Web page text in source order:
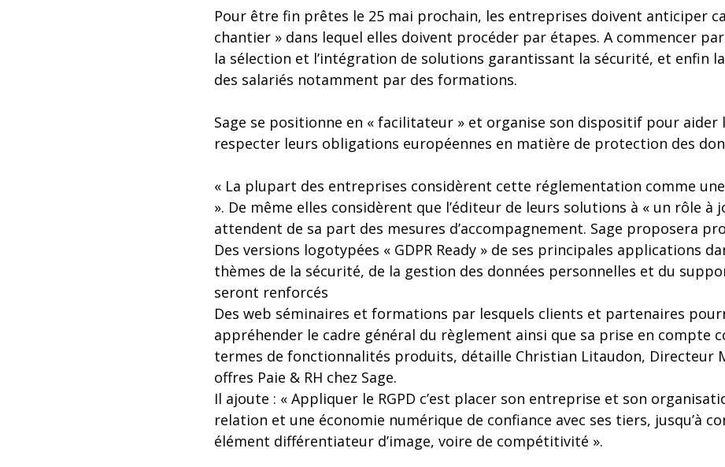
Pour être fin prêtes le 25 mai prochain, les entreprises doivent anticiper
chantier » dans lequel elles doivent procéder par étapes. A commencer
la sélection et l’intégration de solutions garantissant la sécurité, et enfin
des salariés notamment par des formations.
Sage se positionne en « facilitateur » et organise son dispositif pour aider
respecter leurs obligations européennes en matière de protection des
« La plupart des entreprises considèrent cette réglementation comme une
». De même elles considèrent que l’éditeur de leurs solutions à « un rôle à
attendent de sa part des mesures d’accompagnement. Sage proposera
Des versions logotypées « GDPR Ready » de ses principales applications
thèmes de la sécurité, de la gestion des données personnelles et du
seront renforcés
Des web séminaires et formations par lesquels clients et partenaires
appréhender le cadre général du règlement ainsi que sa prise en compte
termes de fonctionnalités produits, détaille Christian Litaudon, Directeur
offres Paie & RH chez Sage.
Il ajoute : « Appliquer le RGPD c’est placer son entreprise et son
relation et une économie numérique de confiance avec ses tiers, jusqu’à
élément différentiateur d’image, voire de compétitivité ».